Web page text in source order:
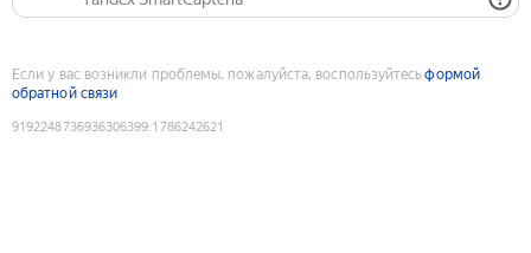
Если у вас возникли проблемы, пожалуйста, воспользуйтесьформой
обратной связи
9192248736936306399:1786242621